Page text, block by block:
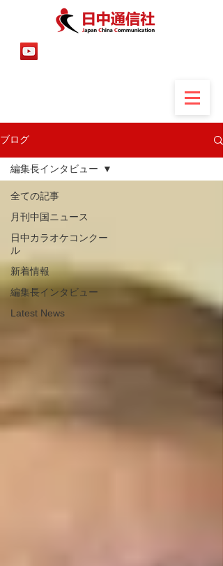
ブログ
全ての記事
月刊中国ニュース
日中カラオケコンクー
ル
新着情報
編集長インタビュー
Latest News
編集長インタビュー